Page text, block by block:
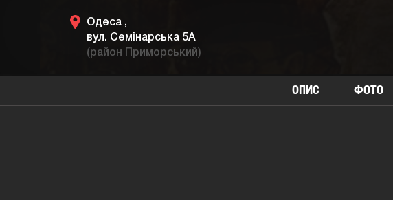
Одеса ,
вул. Семінарська 5А
(район Приморський)
ОПИС ФОТО